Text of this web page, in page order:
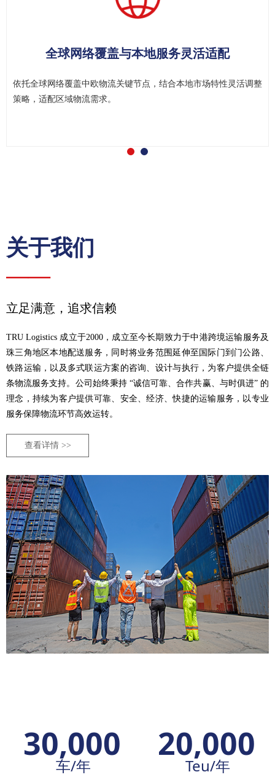
关于我们
——
立足满意，追求信赖
TRU Logistics 成立于2000，成立至今长期致力于中港跨境运输服务及
珠三角地区本地配送服务，同时将业务范围延伸至国际门到门公路、
铁路运输，以及多式联运方案的咨询、设计与执行，为客户提供全链
条物流服务支持。公司始终秉持 “诚信可靠、合作共赢、与时俱进” 的
理念，持续为客户提供可靠、安全、经济、快捷的运输服务，以专业
服务保障物流环节高效运转。
查看详情 >>
30,000
车/年
20,000
Teu/年
物流产品创新
我们推出新能源卡车运输与空卡多式联运产品，既能帮助客户降本
增效，也积极践行绿色物流理念。​